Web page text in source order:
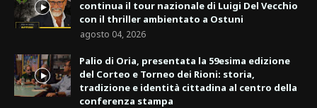
continua il tour nazionale di Luigi Del Vecchio
con il thriller ambientato a Ostuni
agosto 04, 2026
Palio di Oria, presentata la 59esima edizione
del Corteo e Torneo dei Rioni: storia,
tradizione e identità cittadina al centro della
conferenza stampa